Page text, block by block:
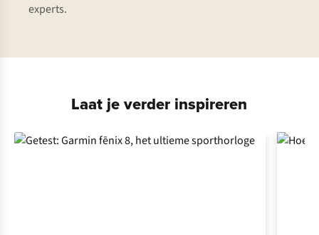
experts.
Laat je verder inspireren